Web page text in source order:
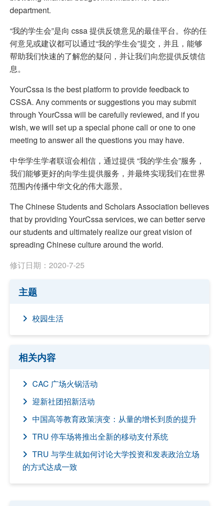
department.
“我的学生会”是向 cssa 提供反馈意见的最佳平台。你的任
何意见或建议都可以通过“我的学生会”提交，并且，能够
帮助我们快速的了解您的疑问，并让我们向您提供反馈信
息。
YourCssa is the best platform to provide feedback to
CSSA. Any comments or suggestions you may submit
through YourCssa will be carefully reviewed, and if you
wish, we will set up a special phone call or one to one
meeting to answer all the questions you may have.
中华学生学者联谊会相信，通过提供 “我的学生会”服务，
我们能够更好的向学生提供服务，并最终实现我们在世界
范围内传播中华文化的伟大愿景。
The Chinese Students and Scholars Association believes
that by providing YourCssa services, we can better serve
our students and ultimately realize our great vision of
spreading Chinese culture around the world.
修订日期：2020-7-25
主题
校园生活
相关内容
CAC 广场火锅活动
迎新社团招新活动
中国高等教育政策演变：从量的增长到质的提升
TRU 停车场将推出全新的移动支付系统
TRU 与学生就如何讨论大学投资和发表政治立场
的方式达成一致